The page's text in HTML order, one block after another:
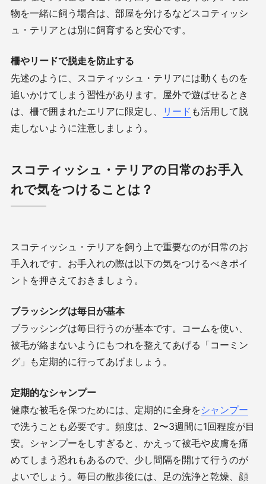
物を一緒に飼う場合は、部屋を分けるなどスコティッシ
ュ・テリアとは別に飼育すると安心です。
柵やリードで脱走を防止する
先述のように、スコティッシュ・テリアには動くものを
追いかけてしまう習性があります。屋外で遊ばせるとき
は、柵で囲まれたエリアに限定し、
リード も活用して脱
走しないように注意しましょう。
スコティッシュ・テリアの日常のお手入
れで気をつけることは？
スコティッシュ・テリアを飼う上で重要なのが日常のお
手入れです。お手入れの際は以下の気をつけるべきポイ
ントを押さえておきましょう。
ブラッシングは毎日が基本
ブラッシングは毎日行うのが基本です。コームを使い、
被毛が絡まないようにもつれを整えてあげる「コーミン
グ」も定期的に行ってあげましょう。
定期的なシャンプー
健康な被毛を保つためには、定期的に全身をシャンプー
で洗うことも必要です。頻度は、 2〜3週間に1回程度が目
安。シャンプーをしすぎると、かえって被毛や皮膚を痛
めてしまう恐れもあるので、少し間隔を開けて行うのが
よいでしょう。毎日の散歩後には、足の洗浄と乾燥、顔